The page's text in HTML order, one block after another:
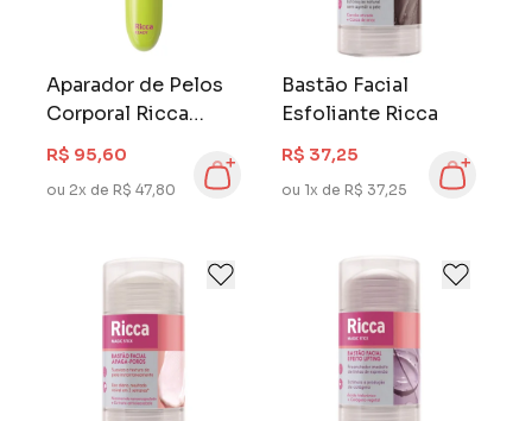
Aparador de Pelos
Corporal Ricca
Ready
R$ 95,60
ou 2x de R$ 47,80
Bastão Facial
Esfoliante Ricca
R$ 37,25
ou 1x de R$ 37,25